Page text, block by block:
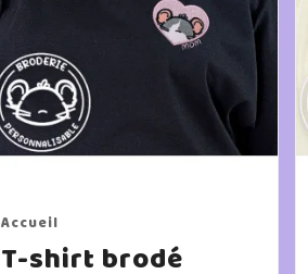
Accueil
T-shirt brodé